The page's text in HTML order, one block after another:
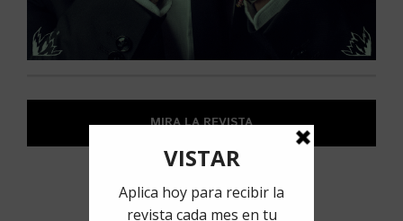
MIRA LA REVISTA